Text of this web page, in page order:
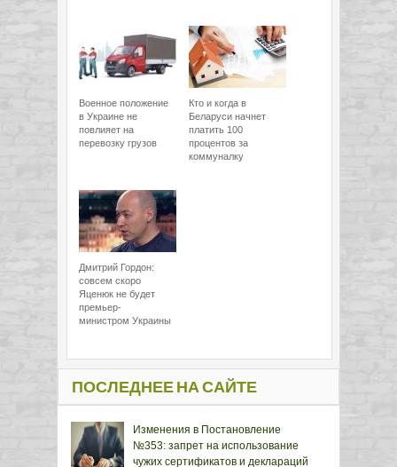
Военное положение
в Украине не
повлияет на
перевозку грузов
Кто и когда в
Беларуси начнет
платить 100
процентов за
коммуналку
Дмитрий Гордон:
совсем скоро
Яценюк не будет
премьер-
министром Украины
ПОСЛЕДНЕЕ НА САЙТЕ
Изменения в Постановление
№353: запрет на использование
чужих сертификатов и деклараций